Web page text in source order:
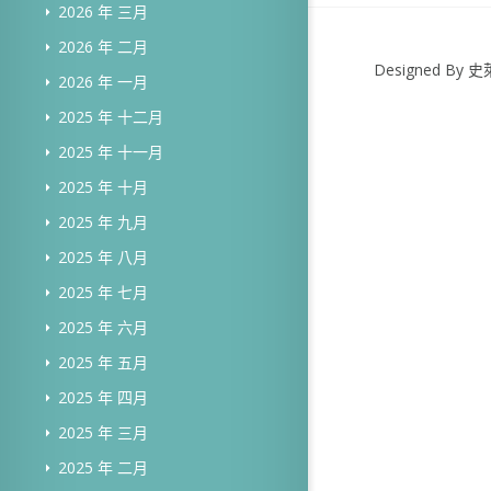
2026 年 三月
2026 年 二月
2026 年 一月
2025 年 十二月
2025 年 十一月
2025 年 十月
2025 年 九月
2025 年 八月
2025 年 七月
2025 年 六月
2025 年 五月
2025 年 四月
2025 年 三月
2025 年 二月
Designed By 史